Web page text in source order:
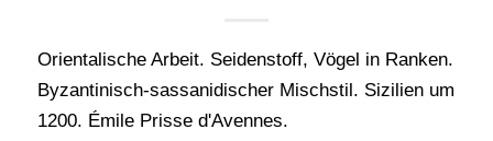
Orientalische Arbeit. Seidenstoff, Vögel in Ranken.
Byzantinisch-sassanidischer Mischstil. Sizilien um
1200. Émile Prisse d'Avennes.